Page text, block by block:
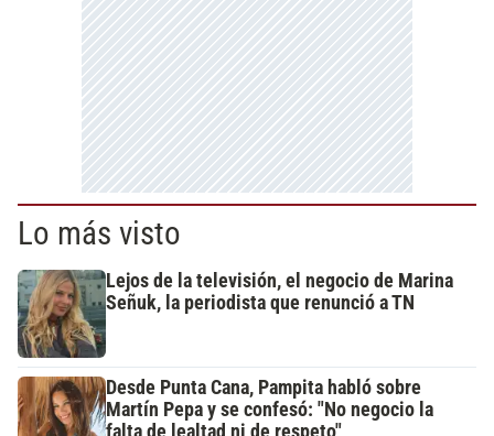
Lo más visto
Lejos de la televisión, el negocio de Marina
Señuk, la periodista que renunció a TN
Desde Punta Cana, Pampita habló sobre
Martín Pepa y se confesó: "No negocio la
falta de lealtad ni de respeto"